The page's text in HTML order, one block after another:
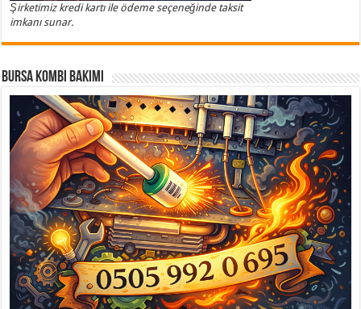
Şirketimiz kredi kartı ile ödeme seçeneğinde taksit
imkanı sunar.
Bursa Kombi Bakımı